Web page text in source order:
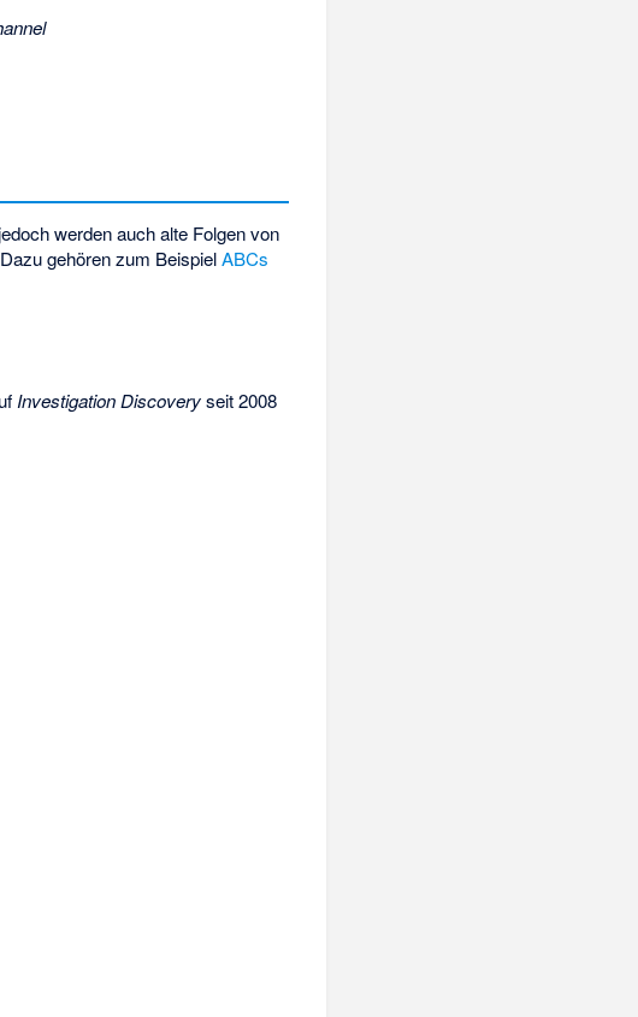
werden auch alte Folgen von
gehören zum BeispielABCs
Investigation Discoveryseit 2008